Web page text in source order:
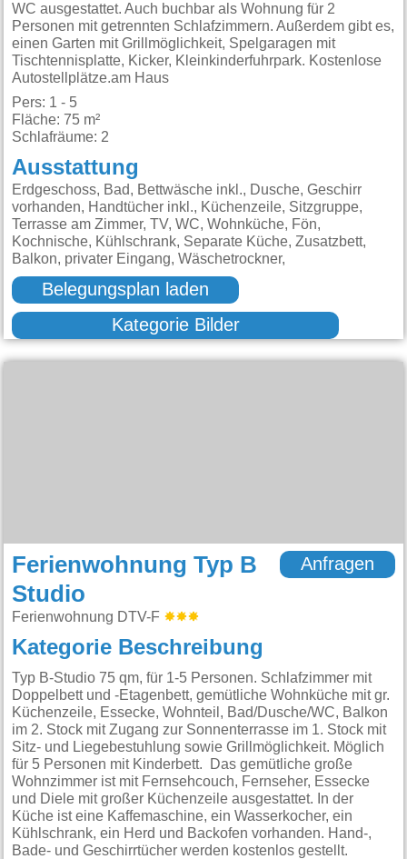
WC ausgestattet. Auch buchbar als Wohnung für 2
Personen mit getrennten Schlafzimmern. Außerdem gibt es,
einen Garten mit Grillmöglichkeit, Spelgaragen mit
Tischtennisplatte, Kicker, Kleinkinderfuhrpark. Kostenlose
Autostellplätze.am Haus
Pers: 1 - 5
Fläche: 75 m²
Schlafräume: 2
Ausstattung
Erdgeschoss, Bad, Bettwäsche inkl., Dusche, Geschirr
vorhanden, Handtücher inkl., Küchenzeile, Sitzgruppe,
Terrasse am Zimmer, TV, WC, Wohnküche, Fön,
Kochnische, Kühlschrank, Separate Küche, Zusatzbett,
Balkon, privater Eingang, Wäschetrockner,
Belegungsplan laden
Kategorie Bilder
Ferienwohnung Typ B
Studio
Ferienwohnung DTV-F
Anfragen
Kategorie Beschreibung
Typ B-Studio 75 qm, für 1-5 Personen. Schlafzimmer mit
Doppelbett und -Etagenbett, gemütliche Wohnküche mit gr.
Küchenzeile, Essecke, Wohnteil, Bad/Dusche/WC, Balkon
im 2. Stock mit Zugang zur Sonnenterrasse im 1. Stock mit
Sitz- und Liegebestuhlung sowie Grillmöglichkeit. Möglich
für 5 Personen mit Kinderbett. Das gemütliche große
Wohnzimmer ist mit Fernsehcouch, Fernseher, Essecke
und Diele mit großer Küchenzeile ausgestattet. In der
Küche ist eine Kaffemaschine, ein Wasserkocher, ein
Kühlschrank, ein Herd und Backofen vorhanden. Hand-,
Bade- und Geschirrtücher werden kostenlos gestellt.